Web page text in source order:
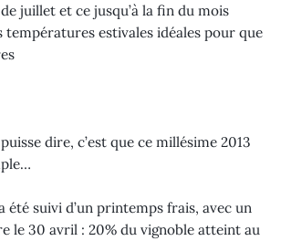
juillet et ce jusqu’à la fin du mois
températures estivales idéales pour que
dire, c’est que ce millésime 2013
été suivi d’un printemps frais, avec un
le 30 avril : 20% du vignoble atteint au